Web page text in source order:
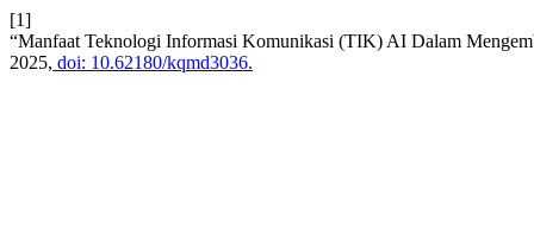
[1]
“Manfaat Teknologi Informasi Komunikasi (TIK) AI Dalam
2025, doi: 10.62180/kqmd3036.